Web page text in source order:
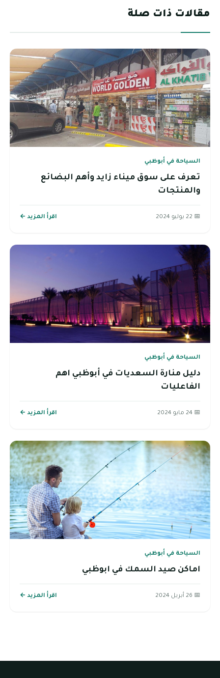
مقالات ذات صلة
السياحة في أبوظبي
تعرف على سوق ميناء زايد وأهم البضائع
والمنتجات
📅 22 يوليو 2024 اقرأ المزيد ←
السياحة في أبوظبي
دليل منارة السعديات في أبوظبي اهم
الفاعليات
📅 24 مايو 2024 اقرأ المزيد ←
السياحة في أبوظبي
اماكن صيد السمك في ابوظبي
📅 26 أبريل 2024 اقرأ المزيد ←